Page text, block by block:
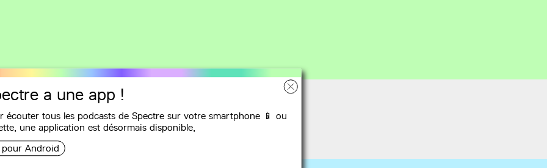
a une app !
écouter tous les podcasts de Spectre sur votre smartphone 📱 ou
une application est désormais disponible,
Android
Recommandations